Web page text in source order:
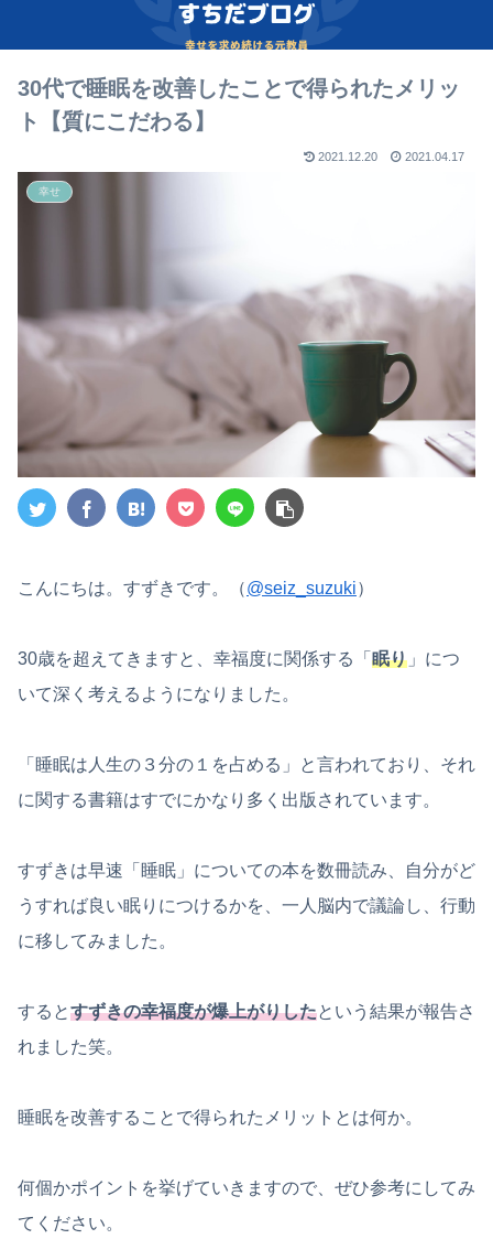
30代で睡眠を改善したことで得られたメリッ
ト【質にこだわる】
2021.12.20 2021.04.17
幸せ
こんにちは。すずきです。（@seiz_suzuki）
30歳を超えてきますと、幸福度に関係する「 眠り 」につ
いて深く考えるようになりました。
「睡眠は人生の３分の１を占める」と言われており、それ
に関する書籍はすでにかなり多く出版されています。
すずきは早速「睡眠」についての本を数冊読み、自分がど
うすれば良い眠りにつけるかを、一人脳内で議論し、行動
に移してみました。
するとすずきの幸福度が爆上がりしたという結果が報告さ
れました笑。
睡眠を改善することで得られたメリットとは何か。
何個かポイントを挙げていきますので、ぜひ参考にしてみ
てください。